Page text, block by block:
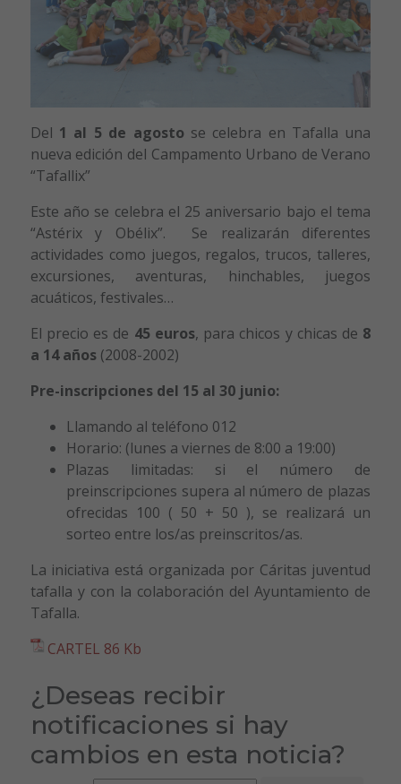
Del 1 al 5 de agosto se celebra en Tafalla una
nueva edición del Campamento Urbano de Verano
“Tafallix”
Este año se celebra el 25 aniversario bajo el tema
“Astérix y Obélix”. Se realizarán diferentes
actividades como juegos, regalos, trucos, talleres,
excursiones, aventuras, hinchables, juegos
acuáticos, festivales…
El precio es de 45 euros, para chicos y chicas de 8
a 14 años(2008-2002)
Pre-inscripciones del 15 al 30 junio:
Llamando al teléfono 012
Horario: (lunes a viernes de 8:00 a 19:00)
Plazas limitadas: si el número de
preinscripciones supera al número de plazas
ofrecidas 100 ( 50 + 50 ), se realizará un
sorteo entre los/as preinscritos/as.
La iniciativa está organizada por Cáritas juventud
tafalla y con la colaboración del Ayuntamiento de
Tafalla.
CARTEL 86 Kb
¿Deseas recibir
notificaciones si hay
cambios en esta noticia?